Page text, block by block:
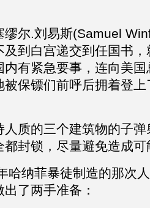
缪尔.刘易斯(Samuel
及到白宫递交到任国书
内有紧急要事，连向美
被保镖们前呼后拥着登
人质的三个建筑物的子
都封锁，尽量避免造成
哈纳菲暴徒制造的那次
了两手准备：